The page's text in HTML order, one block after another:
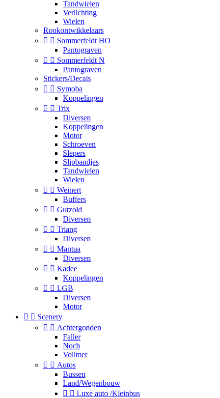
Tandwielen
Verlichting
Wielen
Rookontwikkelaars
  Sommerfeldt HO
Pantograven
  Sommerfeldt N
Pantograven
Stickers/Decals
  Symoba
Koppelingen
  Trix
Diversen
Koppelingen
Motor
Schroeven
Slepers
Slipbandjes
Tandwielen
Wielen
  Weinert
Buffers
  Gutzold
Diversen
  Triang
Diversen
  Mantua
Diversen
  Kadee
Koppelingen
  LGB
Diversen
Motor
  Scenery
  Achtergonden
Faller
Noch
Vollmer
  Autos
Bussen
Land/Wegenbouw
  Luxe auto /Kleinbus